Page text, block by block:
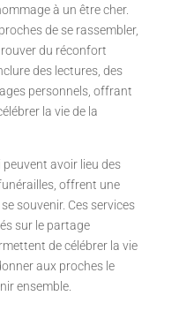
à un être cher.
de se rassembler,
du réconfort
des lectures, des
personnels, offrant
la vie de la
avoir lieu des
offrent une
souvenir. Ces services
sur le partage
de célébrer la vie
aux proches le
ensemble.